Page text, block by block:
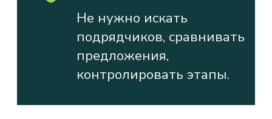
ВЫБЕРИТЕ ПОДХОДЯЩИЕ УСЛУГИ —
И МЫ КАЧЕСТВЕННО ВЫПОЛНИМ
ИХ В ОГОВОРЕННЫЕ СРОКИ.